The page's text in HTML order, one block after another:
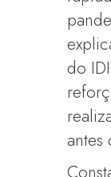
do